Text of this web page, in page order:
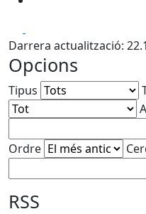
Darrera actualització:
Opcions
Tipus
Ordre
RSS